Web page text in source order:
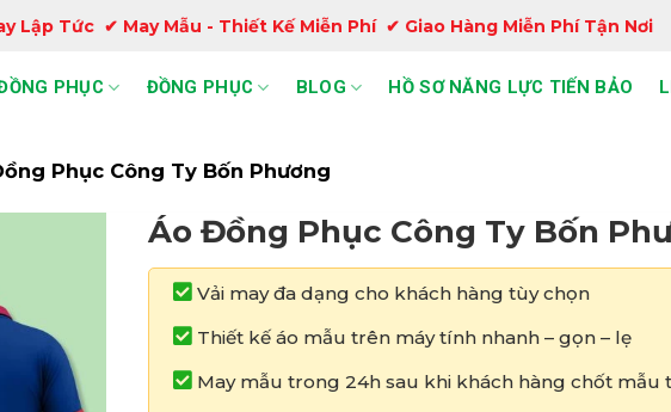
Lập Tức ✔ May Mẫu - Thiết Kế Miễn Phí ✔ Giao Hàng Miễn Phí Tận Nơi
PHỤC ĐỒNG PHỤC BLOG HỒ SƠ NĂNG LỰC TIẾN BẢO
Phục Công Ty Bốn Phương
Áo Đồng Phục Công Ty Bốn
Vải may đa dạng cho khách hàng tùy chọn
Thiết kế áo mẫu trên máy tính nhanh – gọn – lẹ
May mẫu trong 24h sau khi khách hàng chốt mẫu